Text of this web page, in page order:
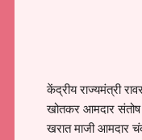
केंद्रीय राज्यमंत्री
खोतकर आमदार संतोष
खरात माजी आमदार